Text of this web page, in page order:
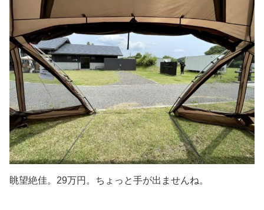
眺望絶佳。29万円。ちょっと手が出ませんね。